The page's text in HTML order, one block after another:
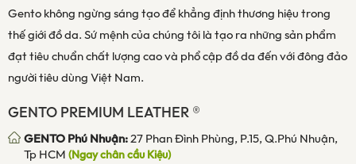
Gento không ngừng sáng tạo để khẳng định thương hiệu trong
thế giới đồ da. Sứ mệnh của chúng tôi là tạo ra những sản phẩm
đạt tiêu chuẩn chất lượng cao và phổ cập đồ da đến với đông đảo
người tiêu dùng Việt Nam.
GENTO PREMIUM LEATHER ®
GENTO Phú Nhuận:27 Phan Đình Phùng, P.15, Q.Phú Nhuận,
Tp HCM (Ngay chân cầu Kiệu)